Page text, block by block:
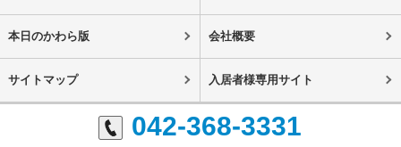
本日のかわら版 会社概要
サイトマップ 入居者様専用サイト
042-368-3331